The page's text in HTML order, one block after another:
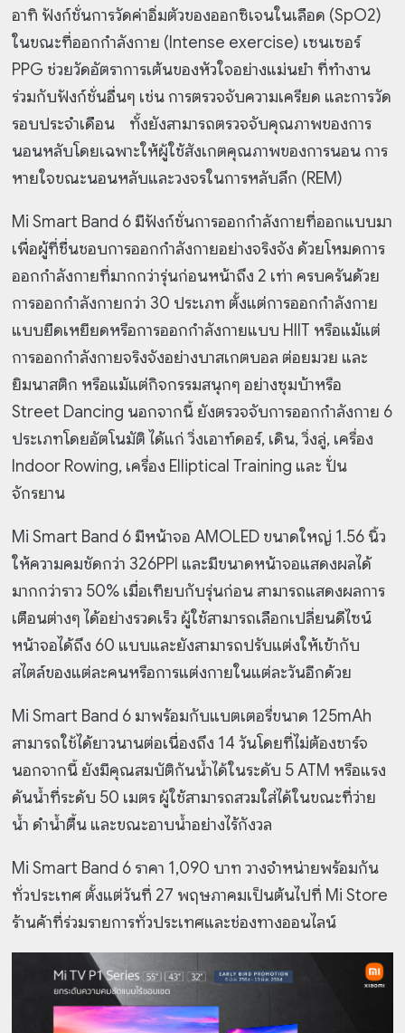
อาทิ ฟังก์ชั่นการวัดค่าอิ่มตัวของออกซิเจนในเลือด (SpO2)
ในขณะที่ออกกำลังกาย (Intense exercise) เซนเซอร์
PPG ช่วยวัดอัตราการเต้นของหัวใจอย่างแม่นยำ ที่ทำงาน
ร่วมกับฟังก์ชั่นอื่นๆ เช่น การตรวจจับความเครียด และการวัด
รอบประจำเดือน ทั้งยังสามารถตรวจจับคุณภาพของการ
นอนหลับโดยเฉพาะให้ผู้ใช้สังเกตคุณภาพของการนอน การ
หายใจขณะนอนหลับและวงจรในการหลับลึก (REM)
Mi Smart Band 6 มีฟังก์ชั่นการออกกำลังกายที่ออกแบบมา
เพื่อผู้ที่ชื่นชอบการออกกำลังกายอย่างจริงจัง ด้วยโหมดการ
ออกกำลังกายที่มากกว่ารุ่นก่อนหน้าถึง 2 เท่า ครบครันด้วย
การออกกำลังกายกว่า 30 ประเภท ตั้งแต่การออกกำลังกาย
แบบยืดเหยียดหรือการออกกำลังกายแบบ HIIT หรือแม้แต่
การออกกำลังกายจริงจังอย่างบาสเกตบอล ต่อยมวย และ
ยิมนาสติก หรือแม้แต่กิจกรรมสนุกๆ อย่างซุมบ้าหรือ
Street Dancing นอกจากนี้ ยังตรวจจับการออกกำลังกาย 6
ประเภทโดยอัตโนมัติ ได้แก่ วิ่งเอาท์ดอร์, เดิน, วิ่งลู่, เครื่อง
Indoor Rowing, เครื่อง Elliptical Training และ ปั่น
จักรยาน
Mi Smart Band 6 มีหน้าจอ AMOLED ขนาดใหญ่ 1.56 นิ้ว
ให้ความคมชัดกว่า 326PPI และมีขนาดหน้าจอแสดงผลได้
มากกว่าราว 50% เมื่อเทียบกับรุ่นก่อน สามารถแสดงผลการ
เตือนต่างๆ ได้อย่างรวดเร็ว ผู้ใช้สามารถเลือกเปลี่ยนดีไซน์
หน้าจอได้ถึง 60 แบบและยังสามารถปรับแต่งให้เข้ากับ
สไตล์ของแต่ละคนหรือการแต่งกายในแต่ละวันอีกด้วย
Mi Smart Band 6 มาพร้อมกับแบตเตอรี่ขนาด 125mAh
สามารถใช้ได้ยาวนานต่อเนื่องถึง 14 วันโดยที่ไม่ต้องชาร์จ
นอกจากนี้ ยังมีคุณสมบัติกันน้ำได้ในระดับ 5 ATM หรือแรง
ดันน้ำที่ระดับ 50 เมตร ผู้ใช้สามารถสวมใส่ได้ในขณะที่ว่าย
น้ำ ดำน้ำตื้น และขณะอาบน้ำอย่างไร้กังวล
Mi Smart Band 6 ราคา 1,090 บาท วางจำหน่ายพร้อมกัน
ทั่วประเทศ ตั้งแต่วันที่ 27 พฤษภาคมเป็นต้นไปที่ Mi Store
ร้านค้าที่ร่วมรายการทั่วประเทศและช่องทางออนไลน์